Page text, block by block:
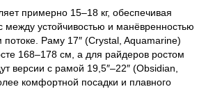
примерно 15–18 кг, обеспечивая
между устойчивостью и манёвренностью
потоке. Раму 17″ (Crystal, Aquamarine)
168–178 см, а для райдеров ростом
версии с рамой 19,5″–22″ (Obsidian,
комфортной посадки и плавного